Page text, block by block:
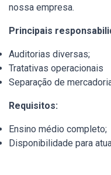
nossa empresa.
Principais
Auditorias diversas;
Tratativas operacionais
Separação de
Requisitos:
Ensino médio completo;
Disponibilidade para